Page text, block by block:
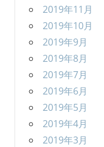
2019年11月
2019年10月
2019年9月
2019年8月
2019年7月
2019年6月
2019年5月
2019年4月
2019年3月